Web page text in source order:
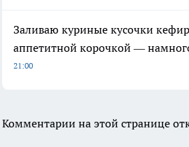
Заливаю куриные кусочки
аппетитной корочкой —
21:00
Комментарии на этой странице